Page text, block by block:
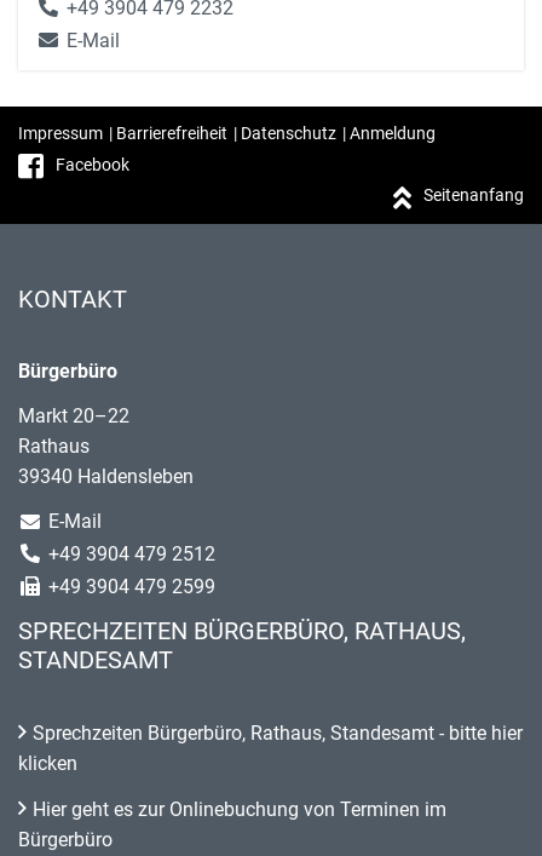
+49 3904 479 2232
E-Mail
Impressum | Barrierefreiheit | Datenschutz |Anmeldung
Facebook
Seitenanfang
KONTAKT
Bürgerbüro
Markt 20–22
Rathaus
39340 Haldensleben
E-Mail
+49 3904 479 2512
+49 3904 479 2599
SPRECHZEITEN BÜRGERBÜRO, RATHAUS,
STANDESAMT
Sprechzeiten Bürgerbüro, Rathaus, Standesamt - bitte hier
klicken
Hier geht es zur Onlinebuchung von Terminen im
Bürgerbüro